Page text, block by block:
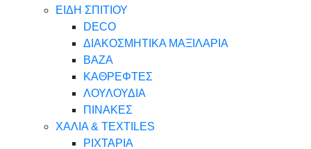
ΕΙΔΗ ΣΠΙΤΙΟΥ
DECO
ΔΙΑΚΟΣΜΗΤΙΚΑ ΜΑΞΙΛΑΡΙΑ
ΒΑΖΑ
ΚΑΘΡΕΦΤΕΣ
ΛΟΥΛΟΥΔΙΑ
ΠΙΝΑΚΕΣ
ΧΑΛΙΑ & TEXTILES
ΡΙΧΤΑΡΙΑ